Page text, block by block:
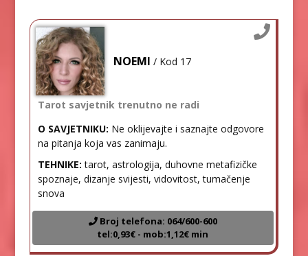
NOEMI / Kod 17
Tarot savjetnik trenutno ne radi
O SAVJETNIKU: Ne oklijevajte i saznajte odgovore
na pitanja koja vas zanimaju.
TEHNIKE: tarot, astrologija, duhovne metafizičke
spoznaje, dizanje svijesti, vidovitost, tumačenje
snova
Broj telefona: 064/600-600
tel:0,93€ - mob:1,12€ min